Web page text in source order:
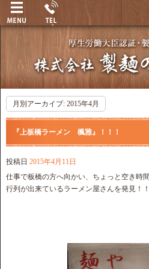
月別アーカイブ: 2015年4月
『上板橋ラーメン 楓雅』！！！
投稿日 2015年4月11日
仕事で板橋の方へ向かい、ちょっと空き時
行列が出来ているラーメン屋さんを発見！！